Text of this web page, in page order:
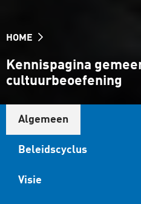
HOME
Kennispagina
cultuurbeoefening
Algemeen
Beleidscyclus
Visie